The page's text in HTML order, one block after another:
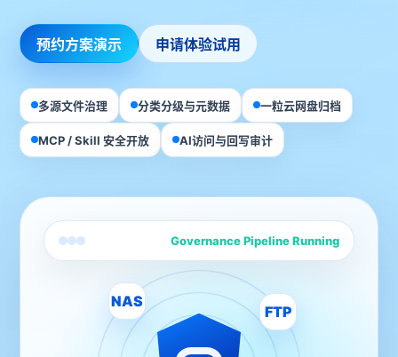
预约方案演示 申请体验试用
多源文件治理 分类分级与元数据 一粒云网盘归档
MCP / Skill 安全开放 AI访问与回写审计
Governance Pipeline Running
NAS
FTP